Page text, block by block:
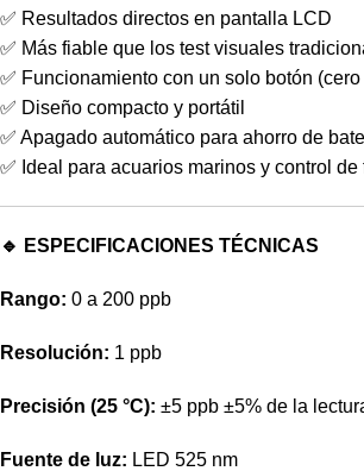
✅ Resultados directos en pantalla LCD
✅ Más fiable que los test visuales
✅ Funcionamiento con un solo botón
✅ Diseño compacto y portátil
✅ Apagado automático para ahorro de
✅ Ideal para acuarios marinos y control de
🔹 ESPECIFICACIONES TÉCNICAS
Rango: 0 a 200 ppb
Resolución: 1 ppb
Precisión (25 °C): ±5 ppb ±5% de la
Fuente de luz: LED 525 nm